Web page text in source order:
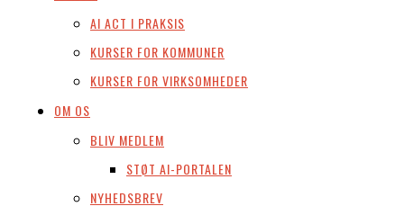
AI ACT I PRAKSIS
KURSER FOR KOMMUNER
KURSER FOR VIRKSOMHEDER
OM OS
BLIV MEDLEM
STØT AI-PORTALEN
NYHEDSBREV